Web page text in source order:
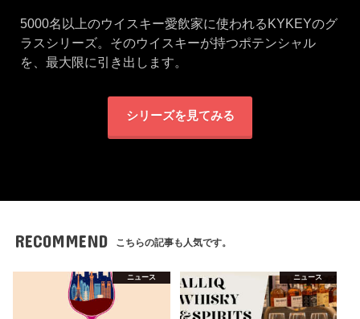
5000名以上のウイスキー愛飲家に使われるKYKEYのグ
ラスシリーズ。そのウイスキーが持つポテンシャル
を、最大限に引き出します。
シリーズを見てみる
RECOMMEND こちらの記事も人気です。
ニュース ニュース